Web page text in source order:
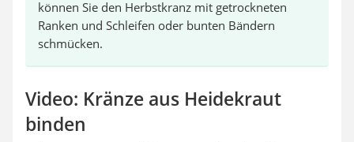
können Sie den Herbstkranz mit getrockneten
Ranken und Schleifen oder bunten Bändern
schmücken.
Video: Kränze aus Heidekraut
binden